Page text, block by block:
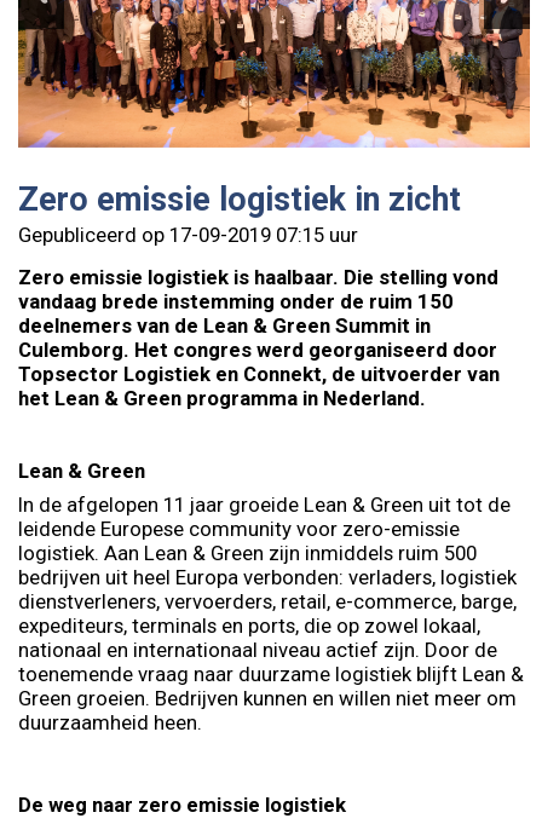
Zero emissie logistiek in zicht
Gepubliceerd op 17-09-2019 07:15 uur
Zero emissie logistiek is haalbaar. Die stelling vond
vandaag brede instemming onder de ruim 150
deelnemers van de Lean & Green Summit in
Culemborg. Het congres werd georganiseerd door
Topsector Logistiek en Connekt, de uitvoerder van
het Lean & Green programma in Nederland.
Lean & Green
In de afgelopen 11 jaar groeide Lean & Green uit tot de
leidende Europese community voor zero-emissie
logistiek. Aan Lean & Green zijn inmiddels ruim 500
bedrijven uit heel Europa verbonden: verladers, logistiek
dienstverleners, vervoerders, retail, e-commerce, barge,
expediteurs, terminals en ports, die op zowel lokaal,
nationaal en internationaal niveau actief zijn. Door de
toenemende vraag naar duurzame logistiek blijft Lean &
Green groeien. Bedrijven kunnen en willen niet meer om
duurzaamheid heen.
De weg naar zero emissie logistiek